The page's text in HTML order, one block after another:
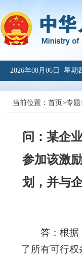
2026年08月06日 星期
当前位置： 首页>专题
问：某企
参加该激
划，并与
答：根据《
了所有可行